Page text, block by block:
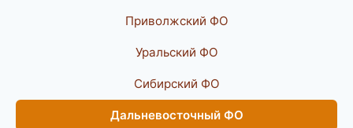
Приволжский ФО
Уральский ФО
Сибирский ФО
Дальневосточный ФО